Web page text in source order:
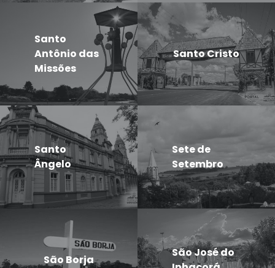
Santo
Antônio das
Missões
Santo Cristo
Santo
Ângelo
Sete de
Setembro
São Borja
São José do